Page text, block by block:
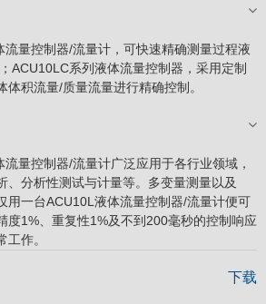
量控制器/流量计，可快速精确测量过程液
ACU10LC系列液体流量控制器，采用定制
体积流量/质量流量进行精确控制。
流量控制器/流量计广泛应用于各行业领域，
、分析性测试与计量等。多变量测量以及
用一台ACU10L液体流量控制器/流量计便可
度1%、重复性1%及不到200毫秒的控制响应
作。
下载